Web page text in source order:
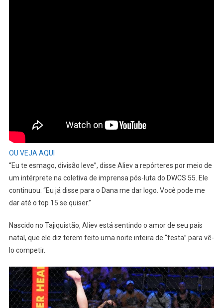
OU VEJA AQUI
“Eu te esmago, divisão leve”, disse Aliev a repórteres por meio de
um intérprete na coletiva de imprensa pós-luta do DWCS 55. Ele
continuou: “Eu já disse para o Dana me dar logo. Você pode me
dar até o top 15 se quiser.”
Nascido no Tajiquistão, Aliev está sentindo o amor de seu país
natal, que ele diz terem feito uma noite inteira de “festa” para vê-
lo competir.